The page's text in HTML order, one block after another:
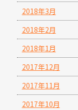
2018年3月
2018年2月
2018年1月
2017年12月
2017年11月
2017年10月